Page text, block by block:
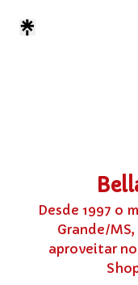
Desde 1997 o
Grande/
aproveitar no